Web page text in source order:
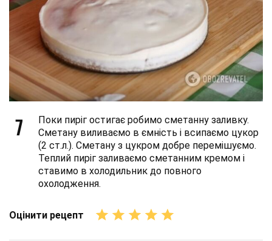
7
Поки пиріг остигає робимо сметанну заливку.
Сметану виливаємо в ємність і всипаємо цукор
(2 ст.л.). Сметану з цукром добре перемішуємо.
Теплий пиріг заливаємо сметанним кремом і
ставимо в холодильник до повного
охолодження.
Оцінити рецепт